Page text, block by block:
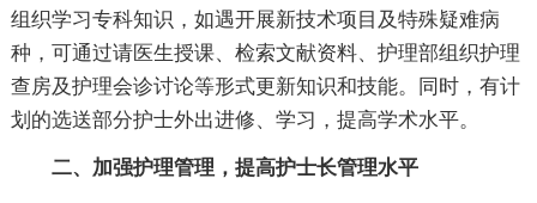
组织学习专科知识，如遇开展新技术项目及特殊疑难病
种，可通过请医生授课、检索文献资料、护理部组织护理
查房及护理会诊讨论等形式更新知识和技能。同时，有计
划的选送部分护士外出进修、学习，提高学术水平。
二、加强护理管理，提高护士长管理水平